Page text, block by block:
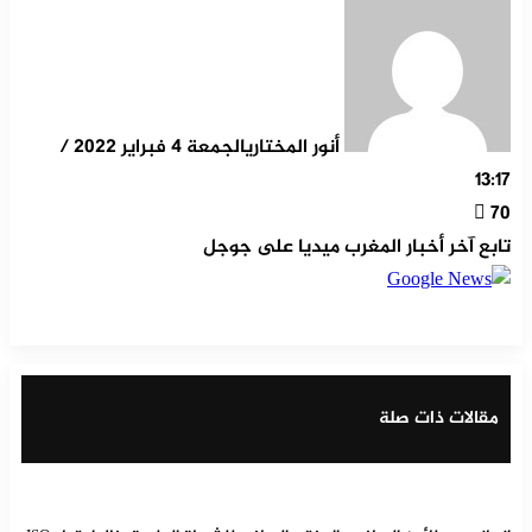
أنور المختاري
الجمعة 4 فبراير 2022 /
13:17
70
تابع آخر أخبار المغرب ميديا على جوجل
مقالات ذات صلة